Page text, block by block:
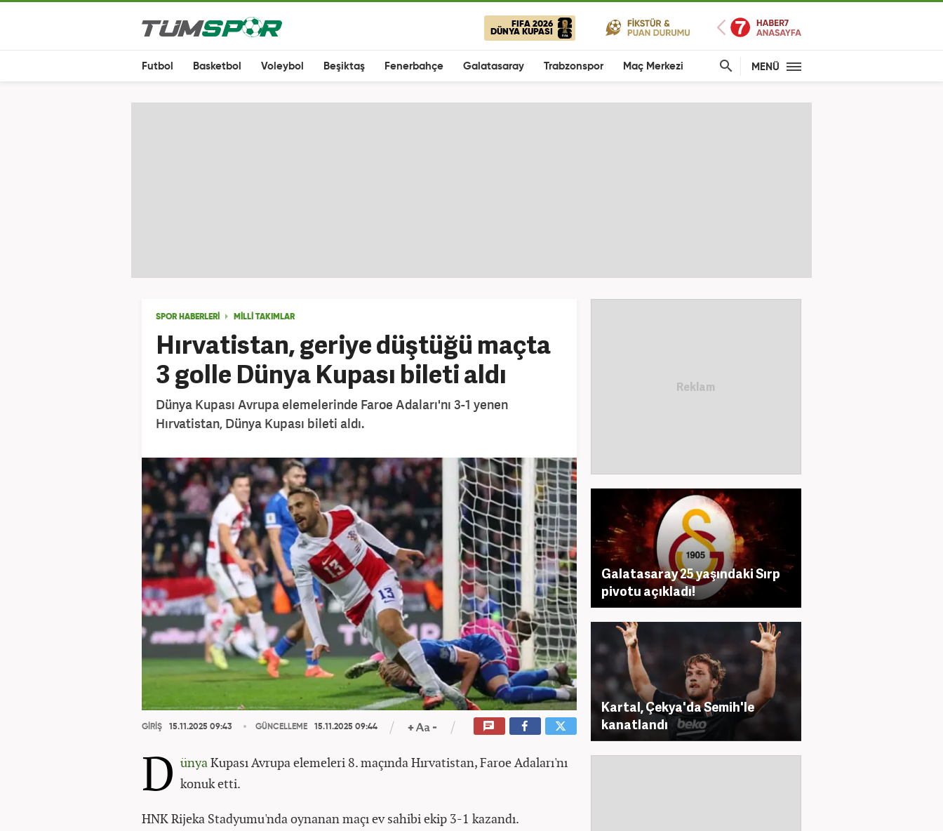
FIFA 2026
DÜNYA KUPASI
Futbol Basketbol Voleybol Beşiktaş Fenerbahçe Galatasaray Trabzonspor Maç Merkezi MENÜ
SPOR HABERLERİ MİLLİ TAKIMLAR
Hırvatistan, geriye düştüğü maçta
3 golle Dünya Kupası bileti aldı
Dünya Kupası Avrupa elemelerinde Faroe Adaları'nı 3-1 yenen
Hırvatistan, Dünya Kupası bileti aldı.
GİRİŞ 15.11.2025 09:43 GÜNCELLEME 15.11.2025 09:44
D ünyaKupası Avrupa elemeleri 8. maçında Hırvatistan, Faroe Adaları'nı
konuk etti.
HNK Rijeka Stadyumu'nda oynanan maçı ev sahibi ekip 3-1 kazandı.
Galatasaray 25 yaşındaki Sırp
pivotu açıkladı!
Kartal, Çekya'da Semih'le
kanatlandı